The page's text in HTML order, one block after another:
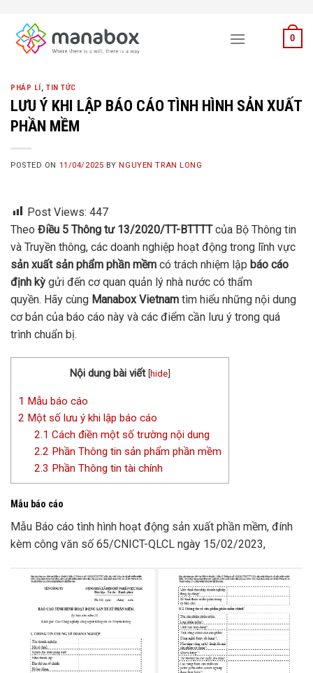
content
0
PHÁP LÍ,TIN TỨC
LƯU Ý KHI LẬP BÁO CÁO TÌNH HÌNH SẢN XUẤT
PHẦN MỀM
POSTED ON 11/04/2025 BYNGUYEN TRAN LONG
Post Views: 447
Theo Điều 5 Thông tư 13/2020/TT-BTTTTcủa Bộ Thông tin
và Truyền thông, các doanh nghiệp hoạt động trong lĩnh vực
sản xuất sản phẩm phần mềm có trách nhiệm lập báo cáo
định kỳ gửi đến cơ quan quản lý nhà nước có thẩm
quyền. Hãy cùng Manabox Vietnam tìm hiểu những nội dung
cơ bản của báo cáo này và các điểm cần lưu ý trong quá
trình chuẩn bị.
Nội dung bài viết [hide]
1 Mẫu báo cáo
2 Một số lưu ý khi lập báo cáo
2.1 Cách điền một số trường nội dung
2.2 Phần Thông tin sản phẩm phần mềm
2.3 Phần Thông tin tài chính
Mẫu báo cáo
Mẫu Báo cáo tình hình hoạt động sản xuất phần mềm, đính
kèm công văn số 65/CNICT-QLCL ngày 15/02/2023,